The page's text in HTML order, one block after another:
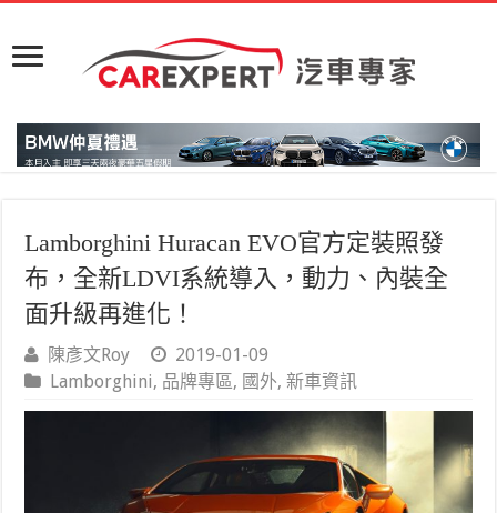
Lamborghini Huracan EVO官方定裝照發
布，全新LDVI系統導入，動力、內裝全
面升級再進化！
陳彥文Roy
2019-01-09
Lamborghini, 品牌專區, 國外,新車資訊